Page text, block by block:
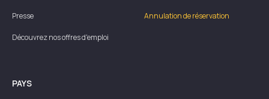
Presse
Découvrez nos offres d'emploi
Annulation de réservation
PAYS